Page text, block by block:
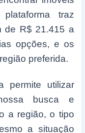
traz
de R$ 21.415 a
opções, e os
preferida.
permite utilizar
busca e
a região, o tipo
a situação